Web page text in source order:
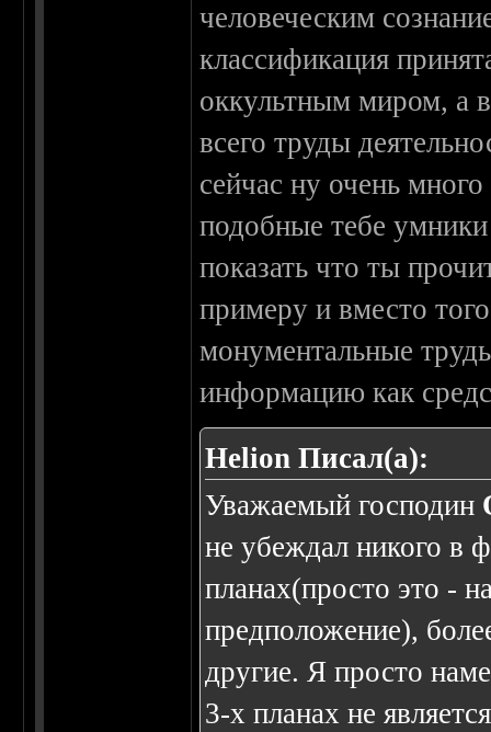
человеческим
классификация
оккультным миром, а
всего труды
сейчас ну очень
подобные тебе
показать что ты
примеру и вместо
монументальные
информацию как
Helion Писал(а):
Уважаемый господин
не убеждал никого в
планах(просто это -
предположение),
другие. Я просто
3-х планах не